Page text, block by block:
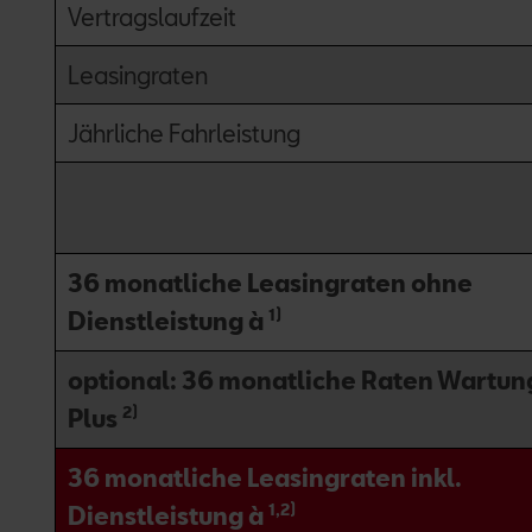
Vertragslaufzeit
Leasingraten
Jährliche Fahrleistung
36 monatliche Leasingraten ohne
Dienstleistung à 1)
optional: 36 monatliche Raten
Plus 2)
36 monatliche Leasingraten inkl.
Dienstleistung à 1,2)